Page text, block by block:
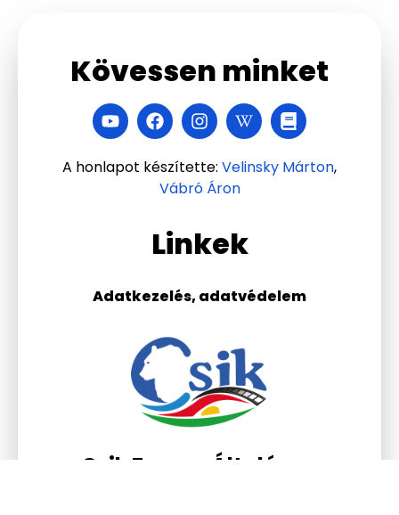
Csik Ferenc Általános
Linkek
Adatkezelés, adatvédelem
Kövessen minket
A honlapot készítette: Velinsky Márton,
Vábró Áron